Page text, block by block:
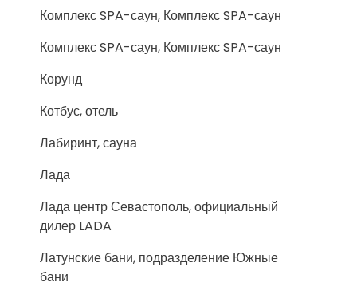
Комплекс SPA-саун, Комплекс SPA-саун
Комплекс SPA-саун, Комплекс SPA-саун
Корунд
Котбус, отель
Лабиринт, сауна
Лада
Лада центр Севастополь, официальный
дилер LADA
Латунские бани, подразделение Южные
бани